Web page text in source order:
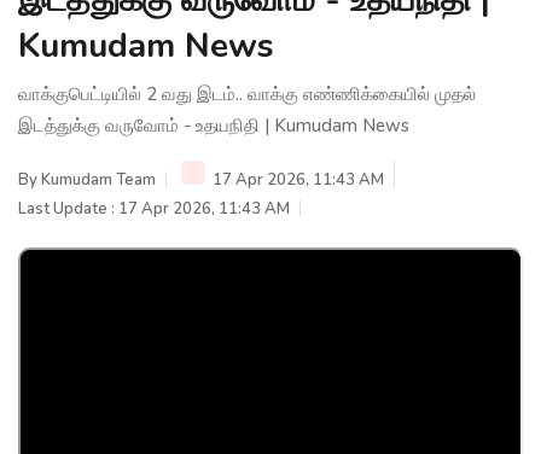
Kumudam News
வாக்குபெட்டியில் 2 வது இடம்.. வாக்கு எண்ணிக்கையில் முதல்
இடத்துக்கு வருவோம் - உதயநிதி | Kumudam News
ByKumudam Team
17 Apr 2026, 11:43 AM
Last Update : 17 Apr 2026, 11:43 AM